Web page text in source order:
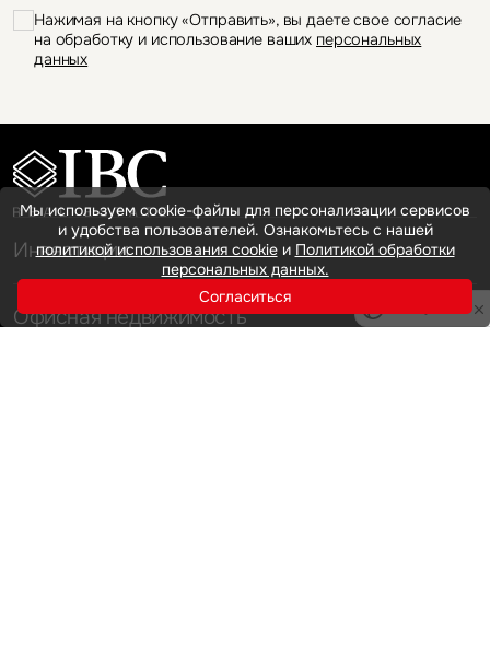
Нажимая на кнопку «Отправить», вы даете свое согласие
на обработку и использование ваших персональных
данных
Инвестиции
Офисная недвижимость
Мы используем cookie-файлы для персонализации сервисов
и удобства пользователей. Ознакомьтесь с нашей
политикой использования cookieи Политикой обработки
персональных данных.
Согласиться